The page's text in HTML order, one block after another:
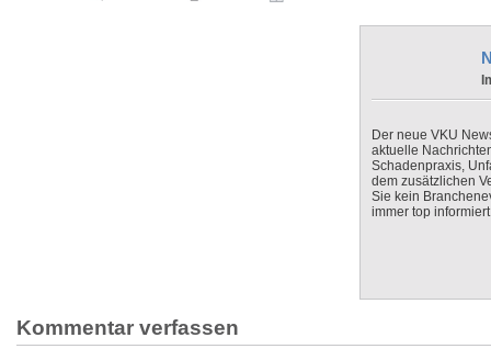
Der neue VKU
aktuelle
Schadenpraxis,
dem zusätzlichen
Sie kein
immer top
Kommentar verfassen